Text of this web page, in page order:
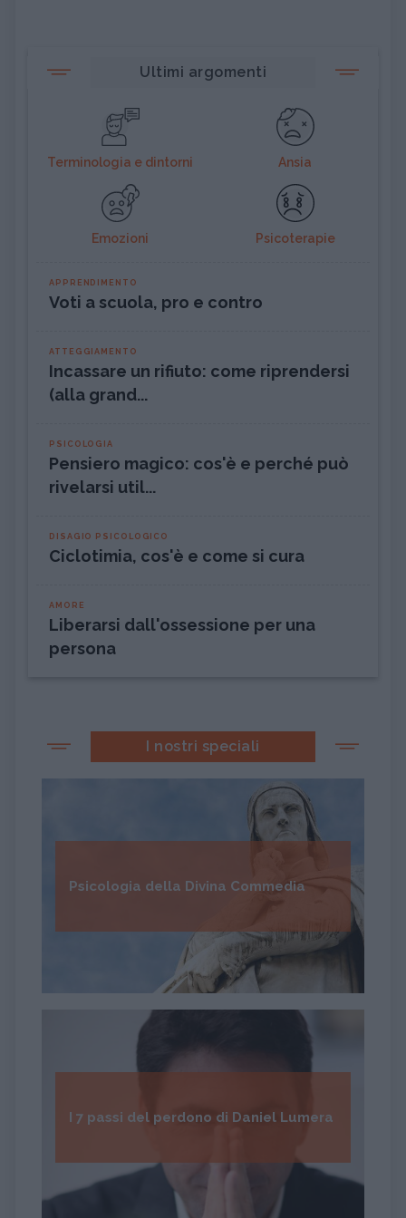
Ultimi argomenti
Terminologia e dintorni Ansia
Emozioni Psicoterapie
APPRENDIMENTO
Voti a scuola, pro e contro
ATTEGGIAMENTO
Incassare un rifiuto: come riprendersi
(alla grand...
PSICOLOGIA
Pensiero magico: cos'è e perché può
rivelarsi util...
DISAGIO PSICOLOGICO
Ciclotimia, cos'è e come si cura
AMORE
Liberarsi dall'ossessione per una
persona
I nostri speciali
Psicologia della Divina Commedia
I 7 passi del perdono di Daniel Lumera